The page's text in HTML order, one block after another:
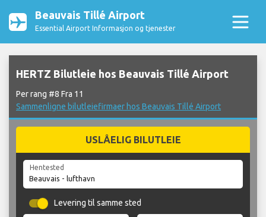
Beauvais Tillé Airport
Essential Airport Informasjon og tjenester
HERTZ Bilutleie hos Beauvais Tillé Airport
Per rang #8 Fra 11
Sammenligne bilutleiefirmaer hos Beauvais Tillé Airport
USLÅELIG BILUTLEIE
Hentested
Levering til samme sted